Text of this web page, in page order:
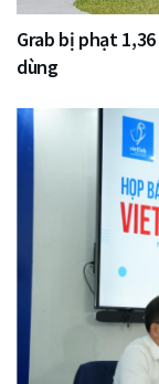
Grab bị phạt
dùng